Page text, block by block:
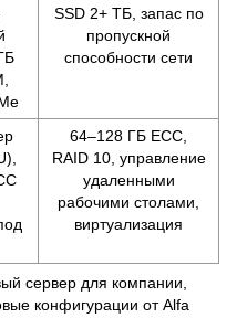
SSD 2+ ТБ, запас по
пропускной
способности сети
64–128 ГБ ECC,
RAID 10, управление
удаленными
рабочими столами,
виртуализация
сервер для компании,
конфигурации от Alfa